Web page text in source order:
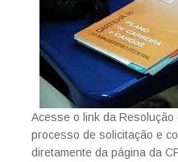
Acesse o link da Resolução
processo de solicitação e
diretamente da página da